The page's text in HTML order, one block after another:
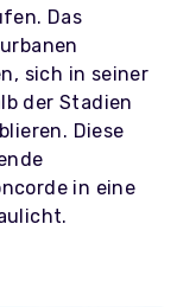
Das
sich in seiner
der Stadien
Diese
in eine